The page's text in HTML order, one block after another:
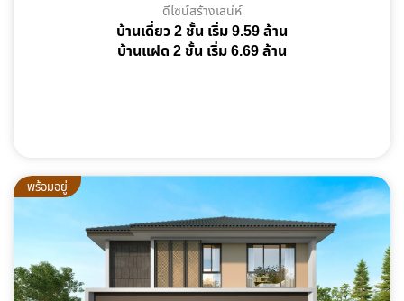
ดีไซน์สร้างเสน่ห์
บ้านเดี่ยว 2 ชั้น เริ่ม 9.59 ล้าน
บ้านแฝด 2 ชั้น เริ่ม 6.69 ล้าน
พร้อมอยู่